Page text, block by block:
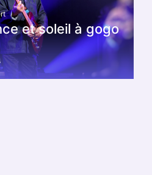
et soleil à gogo